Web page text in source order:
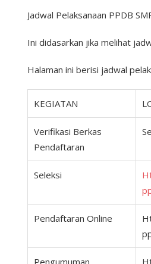
Jadwal Pelaksanaan PPDB
Ini didasarkan jika melihat
Halaman ini berisi jadwal
KEGIATAN
Verifikasi Berkas
Pendaftaran
Seleksi
Pendaftaran Online
Pengumuman